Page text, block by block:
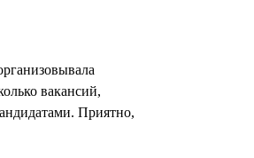
вакансий,
Приятно,